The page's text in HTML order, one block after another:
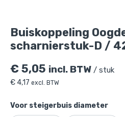
Buiskoppeling
scharnierstuk-D /
€ 5,05 incl. BTW / stuk
€ 4,17 excl. BTW
Voor steigerbuis diameter
/ 42,4 mmis toegevoegd